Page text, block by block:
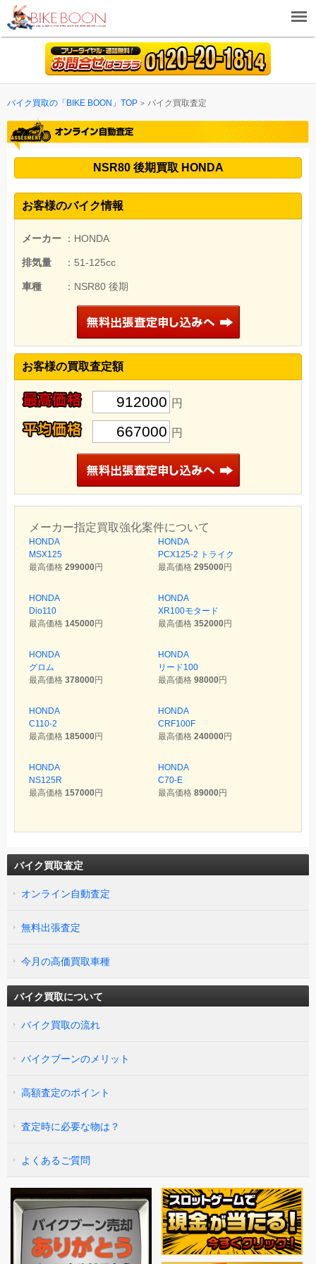
バイク買取の「BIKE BOON」TOP バイク買取査定
NSR80 後期買取 HONDA
お客様のバイク情報
メーカー ：HONDA
排気量 ：51-125cc
車種 ：NSR80 後期
お客様の買取査定額
912000 円
667000 円
メーカー指定買取強化案件について
HONDA
MSX125
最高価格 299000円
HONDA
PCX125-2 トライク
最高価格 295000円
HONDA
Dio110
最高価格 145000円
HONDA
XR100モタード
最高価格 352000円
HONDA
グロム
最高価格 378000円
HONDA
リード100
最高価格 98000円
HONDA
C110-2
最高価格 185000円
HONDA
CRF100F
最高価格 240000円
HONDA
NS125R
最高価格 157000円
HONDA
C70-E
最高価格 89000円
バイク買取査定
オンライン自動査定
無料出張査定
今月の高価買取車種
バイク買取について
バイク買取の流れ
バイクブーンのメリット
高額査定のポイント
査定時に必要な物は？
よくあるご質問